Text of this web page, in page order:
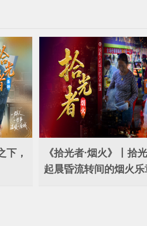
下，
《拾光者·烟火》丨拾
起晨昏流转间的烟火乐